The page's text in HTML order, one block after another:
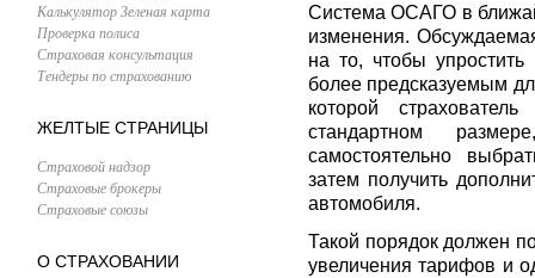
Калькулятор Зеленая карта
Проверка полиса
Страховая консультация
Тендеры по страхованию
ЖЕЛТЫЕ СТРАНИЦЫ
Страховой надзор
Страховые брокеры
Страховые союзы
О СТРАХОВАНИИ
Система ОСАГО в
изменения.
на то, чтобы
более предсказуемым
которой
стандартном
самостоятельно
затем получить
автомобиля.
Такой порядок должен
увеличения тарифов и